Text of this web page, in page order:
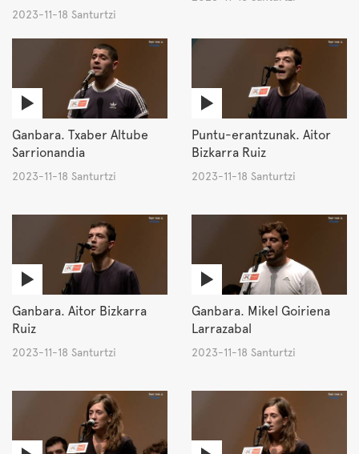
2023-11-18 Santurtzi
Ganbara. Txaber Altube
Sarrionandia
2023-11-18 Santurtzi
Puntu-erantzunak. Aitor
Bizkarra Ruiz
2023-11-18 Santurtzi
Ganbara. Aitor Bizkarra
Ruiz
2023-11-18 Santurtzi
Ganbara. Mikel Goiriena
Larrazabal
2023-11-18 Santurtzi